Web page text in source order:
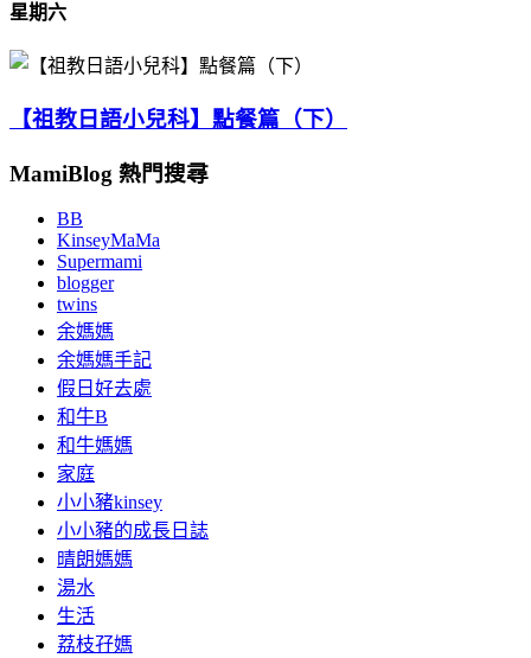
星期六
【祖教日語小兒科】點餐篇（下）
MamiBlog 熱門搜尋
BB
KinseyMaMa
Supermami
blogger
twins
余媽媽
余媽媽手記
假日好去處
和牛B
和牛媽媽
家庭
小小豬kinsey
小小豬的成長日誌
晴朗媽媽
湯水
生活
荔枝孖媽